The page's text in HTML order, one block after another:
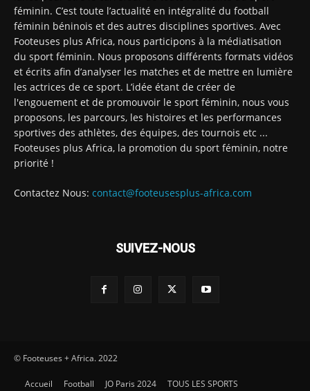
féminin. C’est toute l’actualité en intégralité du football
féminin béninois et des autres disciplines sportives. Avec
Footeuses plus Africa, nous participons à la médiatisation
du sport féminin. Nous proposons différents formats vidéos
et écrits afin d’analyser les matches et de mettre en lumière
les actrices de ce sport. L’idée étant de créer de
l'engouement et de promouvoir le sport féminin, nous vous
proposons, les parcours, les histoires et les performances
sportives des athlètes, des équipes, des tournois etc ...
Footeuses plus Africa, la promotion du sport féminin, notre
priorité !
Contactez Nous: contact@footeusesplus-africa.com
SUIVEZ-NOUS
© Footeuses + Africa. 2022
Accueil Football JO Paris 2024 TOUS LES SPORTS